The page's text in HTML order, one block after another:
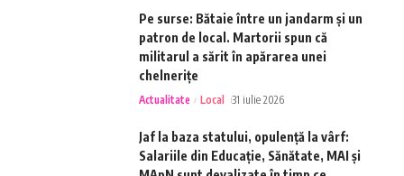
Pe surse: Bătaie între un jandarm și un
patron de local. Martorii spun că
militarul a sărit în apărarea unei
chelnerițe
Actualitate Local 31 iulie 2026
Jaf la baza statului, opulență la vârf:
Salariile din Educație, Sănătate, MAI și